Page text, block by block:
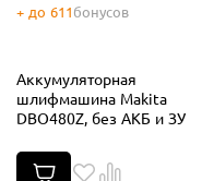
+ до 611бонусов
Аккумуляторная
шлифмашина Makita
DBO480Z, без АКБ и ЗУ